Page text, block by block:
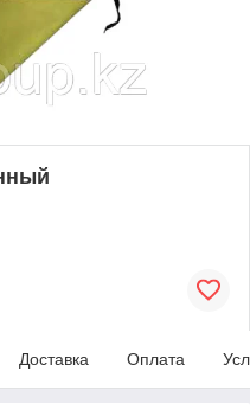
Доставка Оплата